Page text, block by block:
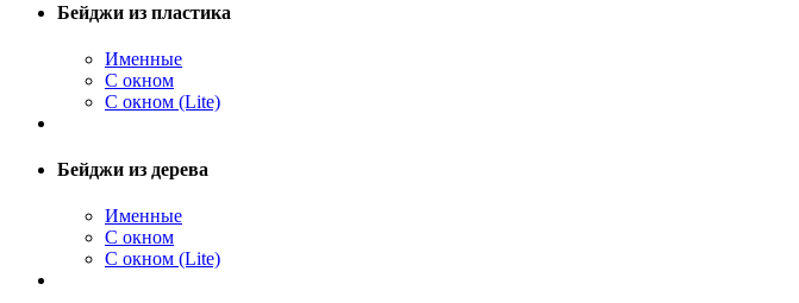
Бейджи из пластика
Именные
С окном
С окном (Lite)
Бейджи из дерева
Именные
С окном
С окном (Lite)